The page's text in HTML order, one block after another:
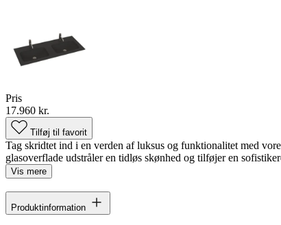
Pris
17.960 kr.
Tilføj til favorit
Tag skridtet ind i en verden af luksus og funktionalitet med
glasoverflade udstråler en tidløs skønhed og tilføjer en
Vis mere
Produktinformation